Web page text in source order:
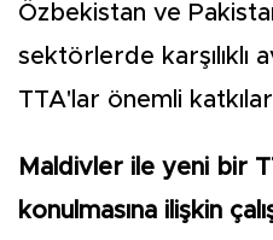
Özbekistan ve
sektörlerde karşılıklı
TTA'lar önemli
Maldivler ile yeni bir
konulmasına ilişkin